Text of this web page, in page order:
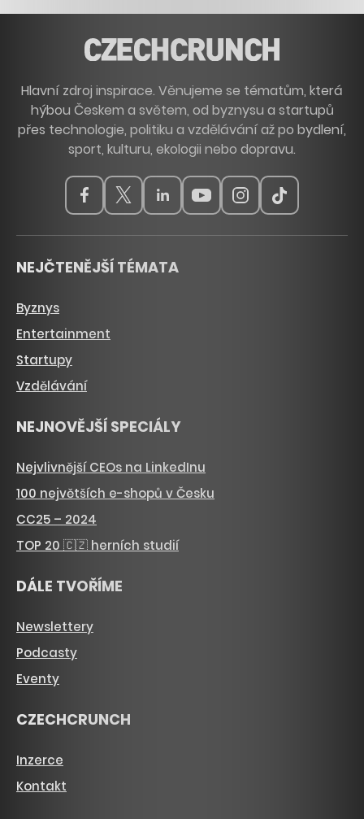
Hlavní zdroj inspirace. Věnujeme se tématům, která
hýbou Českem a světem, od byznysu a startupů
přes technologie, politiku a vzdělávání až po bydlení,
sport, kulturu, ekologii nebo dopravu.
NEJČTENĚJŠÍ TÉMATA
Byznys
Entertainment
Startupy
Vzdělávání
NEJNOVĚJŠÍ SPECIÁLY
Nejvlivnější CEOs na LinkedInu
100 největších e-shopů v Česku
CC25 – 2024
TOP 20 🇨🇿 herních studií
DÁLE TVOŘÍME
Newslettery
Podcasty
Eventy
CZECHCRUNCH
Inzerce
Kontakt